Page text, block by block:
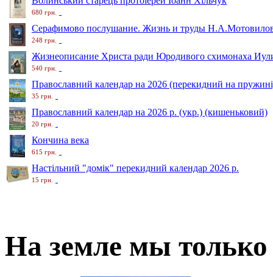
680 грн.
Серафимово послушание. Жизнь и труды
248 грн.
Жизнеописание Христа ради Юродивого схимонаха
540 грн.
Православний календар на 2026 (перекидний на
35 грн.
Православний календар на 2026 р. (укр.) (кишеньковий)
20 грн.
Кончина века
615 грн.
Настільний "домік" перекидний календар 2026 р.
15 грн.
На земле мы